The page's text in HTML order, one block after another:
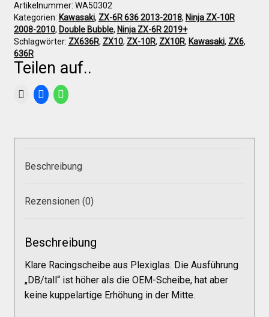
Kasse
Mein Konto
Allgemeine Geschäftsbedingungen
Impressum
Widerruf
Datenschutzerklärung
10R
2008-
2010
Racingscheibe
"DB/tall"
Menge
Artikelnummer: WA50302
Kategorien: Kawasaki, ZX-6R 636 2013-2018, Ninja ZX-10R
2008-2010, Double Bubble, Ninja ZX-6R 2019+
Schlagwörter: ZX636R, ZX10, ZX-10R, ZX10R, Kawasaki, ZX6,
636R
Teilen auf..
Beschreibung
Rezensionen (0)
Beschreibung
Klare Racingscheibe aus Plexiglas. Die Ausführung
„DB/tall“ ist höher als die OEM-Scheibe, hat aber
keine kuppelartige Erhöhung in der Mitte.